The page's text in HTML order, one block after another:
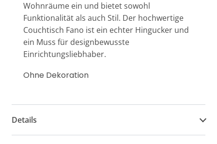
Wohnräume ein und bietet sowohl
Funktionalität als auch Stil. Der hochwertige
Couchtisch Fano ist ein echter Hingucker und
ein Muss für designbewusste
Einrichtungsliebhaber.
Ohne Dekoration
Details